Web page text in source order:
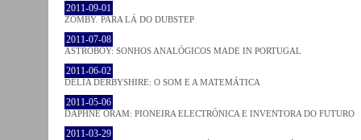
2011-09-01
ZOMBY. PARA LÁ DO DUBSTEP
2011-07-08
ASTROBOY: SONHOS ANALÓGICOS MADE IN PORTUGAL
2011-06-02
DELIA DERBYSHIRE: O SOM E A MATEMÁTICA
2011-05-06
DAPHNE ORAM: PIONEIRA ELECTRÓNICA E INVENTORA DO FUTURO
2011-03-29